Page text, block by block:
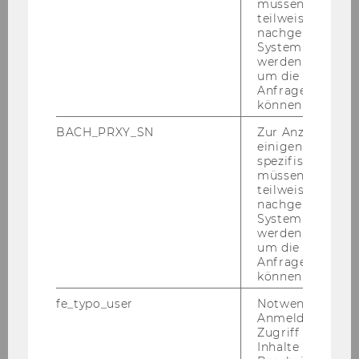
Datenbanken
Neue Datenbanken & Testzugänge
müssen
teilweise von
nachgelagerten
System
werden.
um die Antwort
Anfrage
können.
BACH_PRXY_SN
Zur Anzeige von
einigen WU-
spezifischen
müssen
teilweise von
nachgelagerten
System
werden.
um die Antwort
Anfrage
können.
fe_typo_user
Notwendig für
Anmeldung und
Zugriff auf
Inhalte oder zur